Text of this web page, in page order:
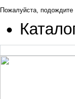
Пожалуйста, подождите